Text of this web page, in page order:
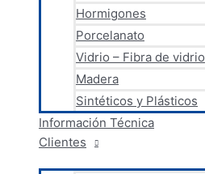
Hormigones
Porcelanato
Vidrio – Fibra de vidrio
Madera
Sintéticos y Plásticos
Información Técnica
Clientes